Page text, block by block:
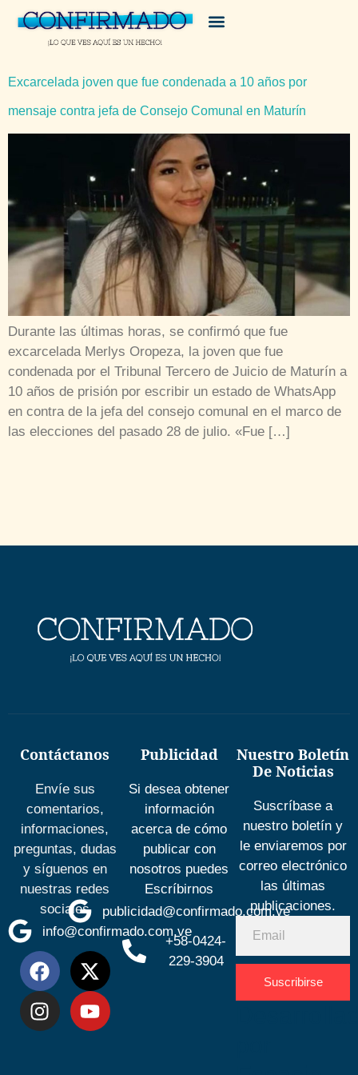
Excarcelada joven que fue condenada a 10 años por
mensaje contra jefa de Consejo Comunal en Maturín
Durante las últimas horas, se confirmó que fue
excarcelada Merlys Oropeza, la joven que fue
condenada por el Tribunal Tercero de Juicio de Maturín a
10 años de prisión por escribir un estado de WhatsApp
en contra de la jefa del consejo comunal en el marco de
las elecciones del pasado 28 de julio. «Fue […]
Contáctanos
Envíe sus
comentarios,
informaciones,
preguntas, dudas
y síguenos en
nuestras redes
sociales
info@confirmado.com.ve
Publicidad
Si desea obtener
información
acerca de cómo
publicar con
nosotros puedes
Escríbirnos
publicidad@confirmado.com.ve
+58-0424-
229-3904
Nuestro Boletín
De Noticias
Suscríbase a
nuestro boletín y
le enviaremos por
correo electrónico
las últimas
publicaciones.
Suscribirse